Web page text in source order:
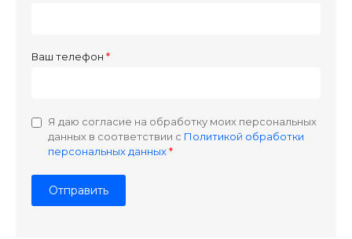
Ваш телефон
Я даю согласие на обработку моих персональных
данных в соответствии с Политикой обработки
персональных данных